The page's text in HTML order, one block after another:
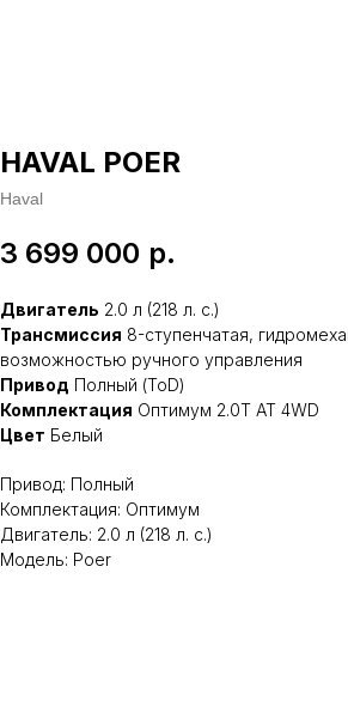
HAVAL POER
Haval
3 699 000 р.
Двигатель 2.0 л (218 л. с.)
Трансмиссия 8-ступенчатая,
возможностью ручного управления
Привод Полный (ToD)
Комплектация Оптимум 2.0T AT 4WD
Цвет Белый
Привод: Полный
Комплектация: Оптимум
Двигатель: 2.0 л (218 л. с.)
Модель: Poer